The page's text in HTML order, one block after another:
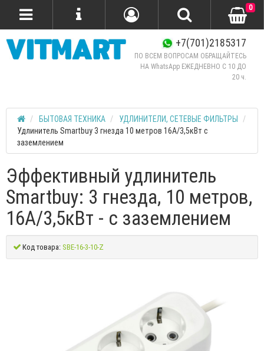
+7(701)2185317
ПО ВСЕМ ВОПРОСАМ ОБРАЩАЙТЕСЬ
НА WhatsApp ЕЖЕДНЕВНО C 10 ДО
20 ч.
0
БЫТОВАЯ ТЕХНИКА
УДЛИНИТЕЛИ, СЕТЕВЫЕ ФИЛЬТРЫ
Удлинитель Smartbuy 3 гнезда 10 метров 16А/3,5кВт с
заземлением
Эффективный удлинитель
Smartbuy: 3 гнезда, 10 метров,
16А/3,5кВт - с заземлением
Код товара: SBE-16-3-10-Z